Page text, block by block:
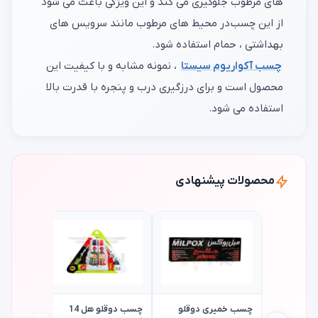
از این چسب در محیط های مرطوب مانند سرویس های
بهداشتی ، حمام استفاده شود.
چسب آکواریوم سیستا ، نمونه مشابه و با کیفیت این
محصول است و برای درزگیری درب و پنجره با قدرت بالا
استفاده می شود.
محصولات پیشنهادی
چسب خمیری دوقلو
چسب دوقلو هل 14